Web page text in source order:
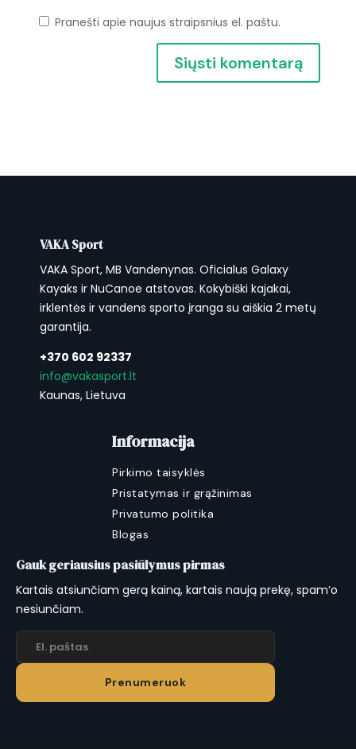
Pranešti apie naujus straipsnius el. paštu.
VAKA Sport
VAKA Sport, MB Vandenynas. Oficialus Galaxy
Kayaks ir NuCanoe atstovas. Kokybiški kajakai,
irklentės ir vandens sporto įranga su aiškia 2 metų
garantija.
+370 602 92337
info@vakasport.lt
Kaunas, Lietuva
Informacija
Pirkimo taisyklės
Pristatymas ir grąžinimas
Privatumo politika
Blogas
Gauk geriausius pasiūlymus pirmas
Kartais atsiunčiam gerą kainą, kartais naują prekę, spam’o
nesiunčiam.
Prenumeruok